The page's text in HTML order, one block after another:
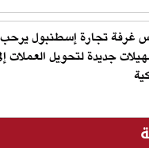
غرفة تجارة إسطنبول يرحب
جديدة لتحويل العملات